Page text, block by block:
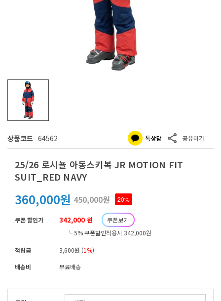
상품코드 64562
25/26 로시뇰 아동스키복 JR MOTION FIT
SUIT_RED NAVY
360,000원 450,000원 20%
쿠폰 할인가 342,000 원
쿠폰보기
└ 5% 쿠폰할인적용시 342,000원
적립금 3,600원 (1%)
배송비
무료배송